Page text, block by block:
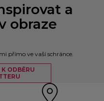
a
obraze
přímo ve vaší schránce.
ODBĚRU